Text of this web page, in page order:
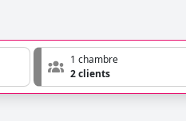
1 chambre
2 clients